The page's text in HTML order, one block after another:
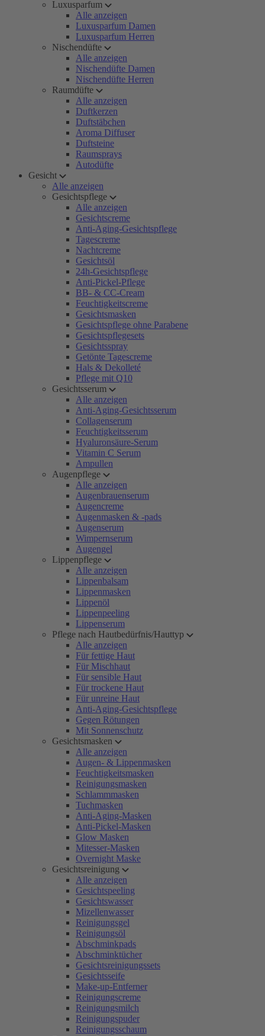
Luxusparfum
Alle anzeigen
Luxusparfum Damen
Luxusparfum Herren
Nischendüfte
Alle anzeigen
Nischendüfte Damen
Nischendüfte Herren
Raumdüfte
Alle anzeigen
Duftkerzen
Duftstäbchen
Aroma Diffuser
Duftsteine
Raumsprays
Autodüfte
Gesicht
Alle anzeigen
Gesichtspflege
Alle anzeigen
Gesichtscreme
Anti-Aging-Gesichtspflege
Tagescreme
Nachtcreme
Gesichtsöl
24h-Gesichtspflege
Anti-Pickel-Pflege
BB- & CC-Cream
Feuchtigkeitscreme
Gesichtsmasken
Gesichtspflege ohne Parabene
Gesichtspflegesets
Gesichtsspray
Getönte Tagescreme
Hals & Dekolleté
Pflege mit Q10
Gesichtsserum
Alle anzeigen
Anti-Aging-Gesichtsserum
Collagenserum
Feuchtigkeitsserum
Hyaluronsäure-Serum
Vitamin C Serum
Ampullen
Augenpflege
Alle anzeigen
Augenbrauenserum
Augencreme
Augenmasken & -pads
Augenserum
Wimpernserum
Augengel
Lippenpflege
Alle anzeigen
Lippenbalsam
Lippenmasken
Lippenöl
Lippenpeeling
Lippenserum
Pflege nach Hautbedürfnis/Hauttyp
Alle anzeigen
Für fettige Haut
Für Mischhaut
Für sensible Haut
Für trockene Haut
Für unreine Haut
Anti-Aging-Gesichtspflege
Gegen Rötungen
Mit Sonnenschutz
Gesichtsmasken
Alle anzeigen
Augen- & Lippenmasken
Feuchtigkeitsmasken
Reinigungsmasken
Schlammmasken
Tuchmasken
Anti-Aging-Masken
Anti-Pickel-Masken
Glow Masken
Mitesser-Masken
Overnight Maske
Gesichtsreinigung
Alle anzeigen
Gesichtspeeling
Gesichtswasser
Mizellenwasser
Reinigungsgel
Reinigungsöl
Abschminkpads
Abschminktücher
Gesichtsreinigungssets
Gesichtsseife
Make-up-Entferner
Reinigungscreme
Reinigungsmilch
Reinigungspuder
Reinigungsschaum